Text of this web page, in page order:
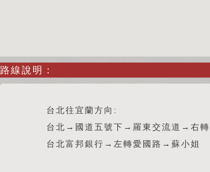
路線說明：
台北往宜蘭方向:
台北→國道五號下→羅東交流道→右
台北富邦銀行→左轉愛國路→蘇小姐